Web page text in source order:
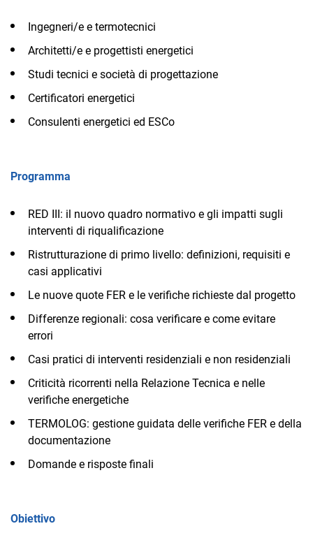
Ingegneri/e e termotecnici
Architetti/e e progettisti energetici
Studi tecnici e società di progettazione
Certificatori energetici
Consulenti energetici ed ESCo
Programma
RED III: il nuovo quadro normativo e gli impatti sugli
interventi di riqualificazione
Ristrutturazione di primo livello: definizioni, requisiti e
casi applicativi
Le nuove quote FER e le verifiche richieste dal progetto
Differenze regionali: cosa verificare e come evitare
errori
Casi pratici di interventi residenziali e non residenziali
Criticità ricorrenti nella Relazione Tecnica e nelle
verifiche energetiche
TERMOLOG: gestione guidata delle verifiche FER e della
documentazione
Domande e risposte finali
Obiettivo